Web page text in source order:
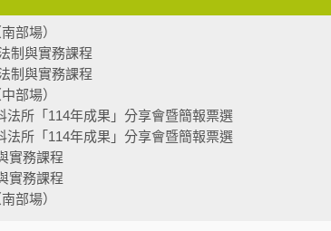
部場）
制與實務課程
制與實務課程
部場）
法所「114年成果」分享會暨簡報票選
法所「114年成果」分享會暨簡報票選
實務課程
實務課程
部場）